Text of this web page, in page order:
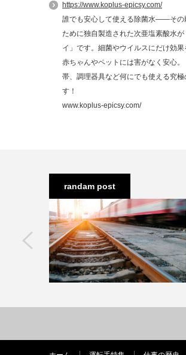
https://www.koplus-epicsy.com/
誰でも安心して使える除菌水――その
ために独自製造された次亜塩素酸水が
イ」です。細菌やウイルスにだけ効果
赤ちゃんやペットには害がなく安心
帯、調理器具など何にでも使える究
す！
www.koplus-epicsy.com/
randam post
資格って
電車運転士になるにはどうすればいい
のか。ロマンを運ぶ電車…